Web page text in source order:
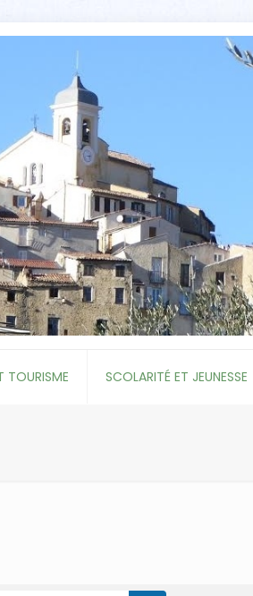
TOURISME SCOLARITÉ ET JEUNESSE